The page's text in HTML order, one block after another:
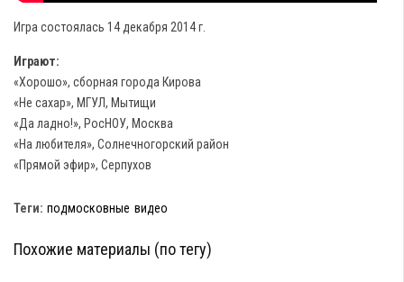
Игра состоялась 14 декабря 2014 г.
Играют:
«Хорошо», сборная города Кирова
«Не сахар», МГУЛ, Мытищи
«Да ладно!», РосНОУ, Москва
«На любителя», Солнечногорский район
«Прямой эфир», Серпухов
Теги: подмосковные видео
Похожие материалы (по тегу)